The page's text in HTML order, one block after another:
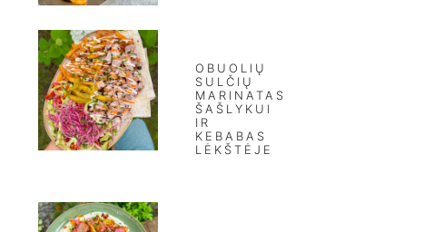
OBUOLIŲ
SULČIŲ
MARINATAS
ŠAŠLYKUI
IR
KEBABAS
LĖKŠTĖJE